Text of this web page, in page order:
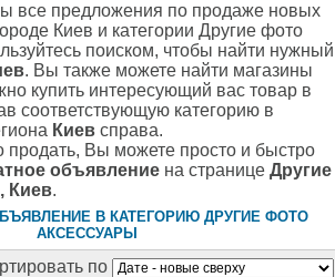
все предложения по продаже новых
Киев и категории Другие фото
поиском, чтобы найти нужный
. Вы также можете найти магазины
купить интересующий вас товар в
соответствующую категорию в
Киев справа.
продать, Вы можете просто и быстро
объявление на странице Другие
Киев.
В КАТЕГОРИЮ ДРУГИЕ ФОТО
АКСЕССУАРЫ
по